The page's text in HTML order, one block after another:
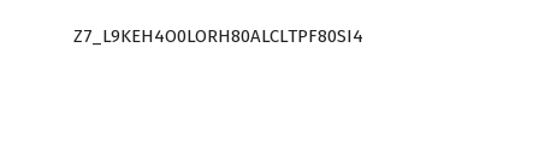
Z7_L9KEH4O0LORH80ALCLTPF80SI4